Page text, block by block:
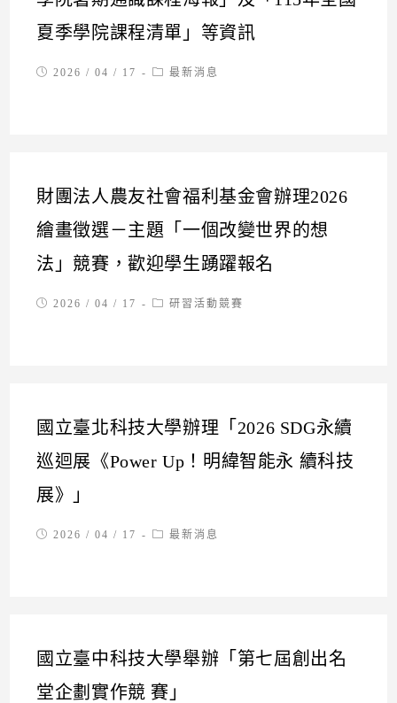
夏季學院課程清單」等資訊
Post2026 / 04 / 17
Post最新消息
財團法人農友社會福利基金會辦理2026
繪畫徵選－主題「一個改變世界的想
法」競賽，歡迎學生踴躍報名
Post2026 / 04 / 17
Post研習活動競賽
國立臺北科技大學辦理「2026 SDG永續
巡迴展《Power Up！明緯智能永 續科技
展》」
Post2026 / 04 / 17
Post最新消息
國立臺中科技大學舉辦「第七屆創出名
堂企劃實作競 賽」